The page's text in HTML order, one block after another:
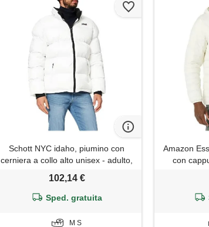
Schott NYC idaho, piumino con
cerniera a collo alto unisex - adulto,
bianco, m
102,14 €
Sped. gratuita
M S
Amazon
con
ripiegabile